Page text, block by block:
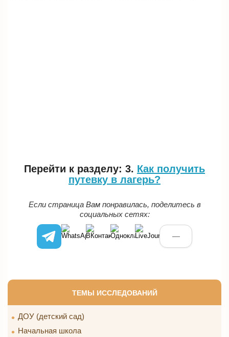
ТЕМЫ ИССЛЕДОВАНИЙ
ДОУ (детский сад)
Начальная школа
Перейти к разделу: 3. Как получить
путевку в лагерь?
Если страница Вам понравилась, поделитесь в
социальных сетях:
—